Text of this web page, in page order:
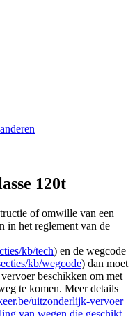
120t
of omwille van een
in het reglement van de
kb/tech) en de wegcode
kb/wegcode) dan moet
beschikken om met
te komen. Meer details
uitzonderlijk-vervoer
van wegen die geschikt